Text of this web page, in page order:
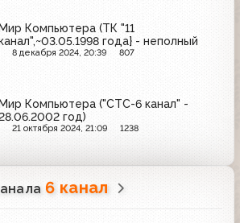
Мир Компьютера (ТК "11
года} - неполный
8 декабря 2024, 20:39 807
Мир Компьютера ("СТС-6 канал" -
год)
21 октября 2024, 21:09 1238
6 канал